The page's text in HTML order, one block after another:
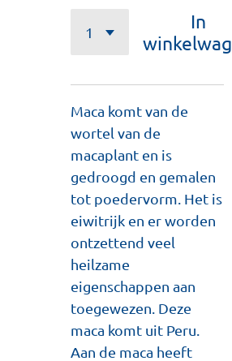
In
Maca komt van de
wortel van de
macaplant en is
gedroogd en gemalen
tot poedervorm. Het is
eiwitrijk en er worden
ontzettend veel
heilzame
eigenschappen aan
toegewezen. Deze
maca komt uit Peru.
Aan de maca heeft